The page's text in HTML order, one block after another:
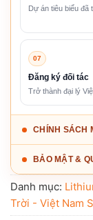
Dự án tiêu biểu đã
07
Đăng ký đối tác
Trở thành đại lý
CHÍNH SÁCH
BẢO MẬT &
Danh mục:
Trời - Việt Nam